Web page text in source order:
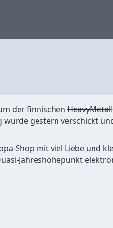
der finnischen HeavyMetal
wurde gestern verschickt
Shop mit viel Liebe und
Jahreshöhepunkt